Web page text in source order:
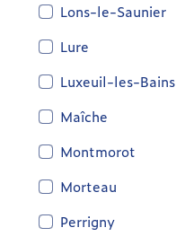
Lons-le-Saunier
Lure
Luxeuil-les-Bains
Maîche
Montmorot
Morteau
Perrigny